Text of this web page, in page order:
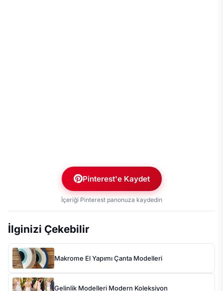
Pinterest'e Kaydet
İçeriği Pinterest panonuza kaydedin
İlginizi Çekebilir
Makrome El Yapımı Çanta Modelleri
Gelinlik Modelleri Modern Koleksiyon